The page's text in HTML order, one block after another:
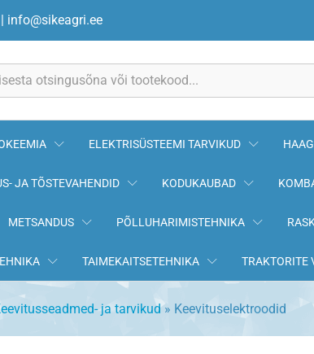
| info@sikeagri.ee
ELEKTRISÜSTEEMI TARVIKUD
JA TÕSTEVAHENDID KODUKAUBAD
METSANDUS PÕLLUHARIMISTEHNIKA
TAIMEKAITSETEHNIKA TRAKTORITE
ja tarvikud» Keevituselektroodid